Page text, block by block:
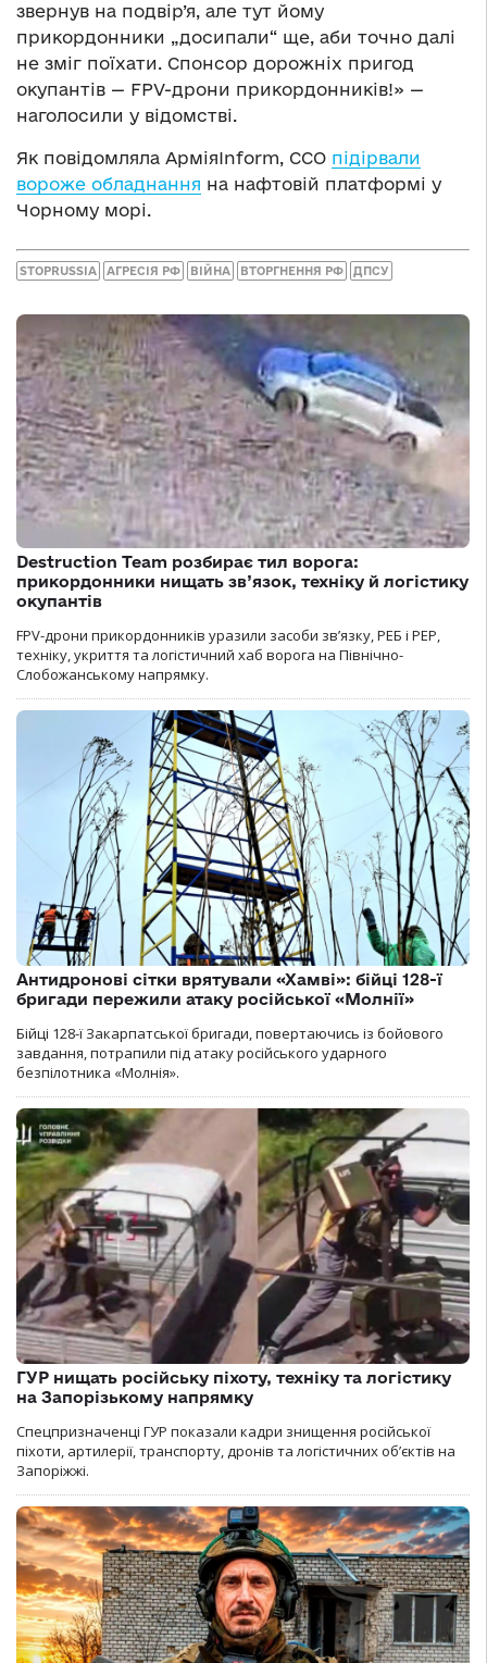
звернув на подвір’я, але тут йому
прикордонники „досипали“ ще, аби точно далі
не зміг поїхати. Спонсор дорожніх пригод
окупантів — FPV-дрони прикордонників!» —
наголосили у відомстві.
Як повідомляла АрміяInform, ССО підірвали
вороже обладнання на нафтовій платформі у
Чорному морі.
STOPRUSSIA АГРЕСІЯ РФ ВІЙНА ВТОРГНЕННЯ РФ ДПСУ
Destruction Team розбирає тил ворога:
прикордонники нищать зв’язок, техніку й логістику
окупантів
FPV-дрони прикордонників уразили засоби зв’язку, РЕБ і РЕР,
техніку, укриття та логістичний хаб ворога на Північно-
Слобожанському напрямку.
Антидронові сітки врятували «Хамві»: бійці 128-ї
бригади пережили атаку російської «Молнії»
Бійці 128-ї Закарпатської бригади, повертаючись із бойового
завдання, потрапили під атаку російського ударного
безпілотника «Молнія».
ГУР нищать російську піхоту, техніку та логістику
на Запорізькому напрямку
Спецпризначенці ГУР показали кадри знищення російської
піхоти, артилерії, транспорту, дронів та логістичних об’єктів на
Запоріжжі.